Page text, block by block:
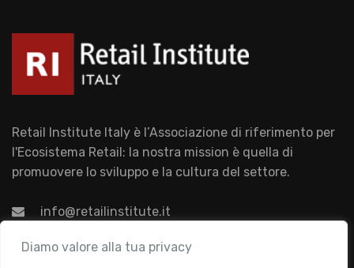
Diamo valore alla tua privacy
Retail Institute Italy è l’Associazione di riferimento per
l'Ecosistema Retail: la nostra mission è quella di
promuovere lo sviluppo e la cultura del settore.
info@retailinstitute.it
Associazione